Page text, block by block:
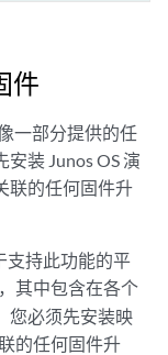
件
一部分提供的任
装 Junos OS 演
联的任何固件升
支持此功能的平
其中包含在各个
您必须先安装映
的任何固件升